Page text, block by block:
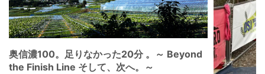
奥信濃100。足りなかった20分 。～ Beyond
the Finish Line そして、次へ。～